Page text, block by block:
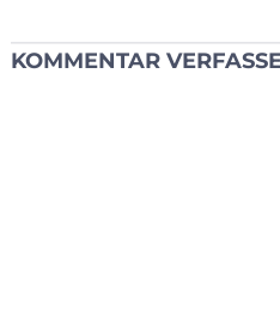
KOMMENTAR